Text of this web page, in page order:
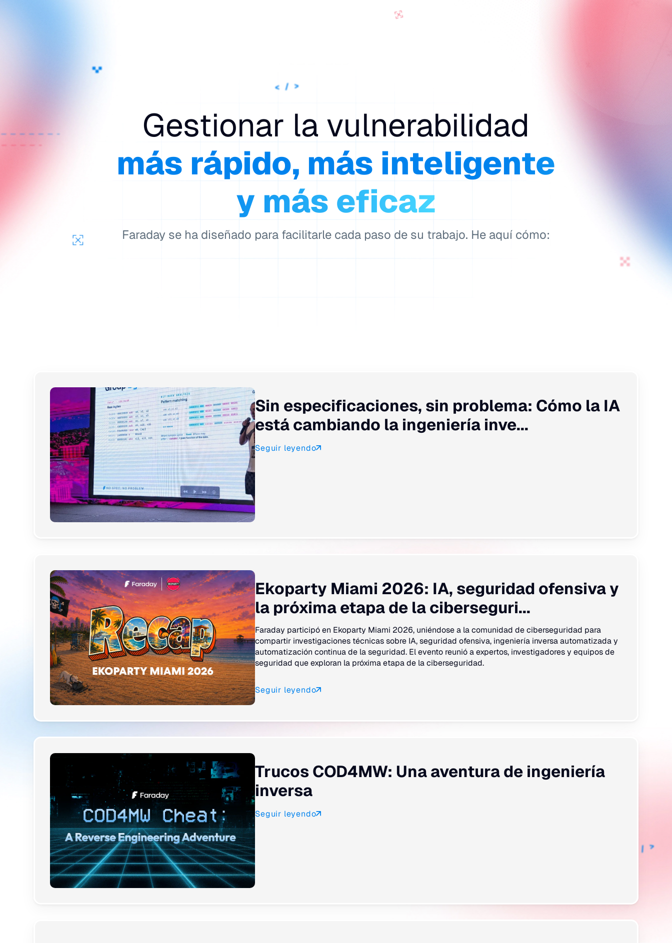
CAPACIDADES
Operaciones ofensivas simplificadas.
INTEGRACIONES DE
FARADAY
Conecta tus herramientas y automatiza
Acceda a entornos Faraday SaaS u on-
Plataforma de seguridad ofensiva
SERVICIOS DE RED TEAM
Operaciones ofensivas simplificadas.
LABORATORIO DE
INVESTIGACIÓN
Investigación avanzada en seguridad
IA para pentesting de riesgos reales.
Impulsando la innovación en seguridad
PARTNERS
Colaboración, crecimiento y seguridad,
juntos.
EVENTOS DE
CIBERSEGURIDAD
Conectando expertos, compartiendo
conocimiento.
DOCUMENTACIÓN
Documentación técnica completa y
referencias API.
LIBROS ELECTRÓNICOS
Guías de seguridad descargables y
CENTRO MULTIMEDIA
Todos los canales Faraday en un solo
Gestionar la vulnerabilidad
más rápido, más inteligente
y más eficaz
Faraday se ha diseñado para facilitarle cada paso de su trabajo. He aquí cómo:
Sin especificaciones, sin problema: Cómo la IA
está cambiando la ingeniería inve...
Seguir leyendo
Ekoparty Miami 2026: IA, seguridad ofensiva y
la próxima etapa de la ciberseguri...
Faraday participó en Ekoparty Miami 2026, uniéndose a la comunidad de ciberseguridad para
compartir investigaciones técnicas sobre IA, seguridad ofensiva, ingeniería inversa automatizada y
automatización continua de la seguridad. El evento reunió a expertos, investigadores y equipos de
seguridad que exploran la próxima etapa de la ciberseguridad.
Seguir leyendo
Trucos COD4MW: Una aventura de ingeniería
inversa
Seguir leyendo